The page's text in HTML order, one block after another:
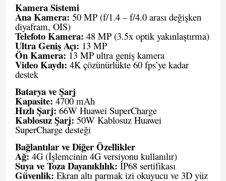
Kamera Sistemi
Ana Kamera: 50 MP (f/1.4 – f/4.0 arası değişken
diyafram, OIS)
Telefoto Kamera: 48 MP (3.5x optik yakınlaştırma)
Ultra Geniş Açı: 13 MP
Ön Kamera: 13 MP ultra geniş kamera
Video Kaydı: 4K çözünürlükte 60 fps’ye kadar
destek
Batarya ve Şarj
Kapasite: 4700 mAh
Hızlı Şarj: 66W Huawei SuperCharge
Kablosuz Şarj: 50W Kablosuz Huawei
SuperCharge desteği
Bağlantılar ve Diğer Özellikler
Ağ:4G (İşlemcinin 4G versiyonu kullanılır)
Suya ve Toza Dayanıklılık: IP68 sertifikası
Güvenlik: Ekran altı parmak izi okuyucu ve 3D yüz